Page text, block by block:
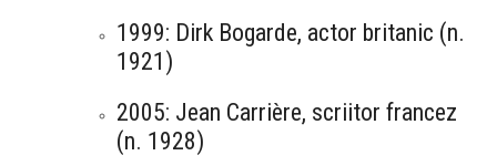
1999: Dirk Bogarde, actor britanic (n.
1921)
2005: Jean Carrière, scriitor francez
(n. 1928)